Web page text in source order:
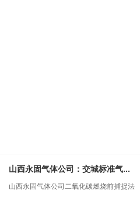
山西永固气体公司：交城标准气...